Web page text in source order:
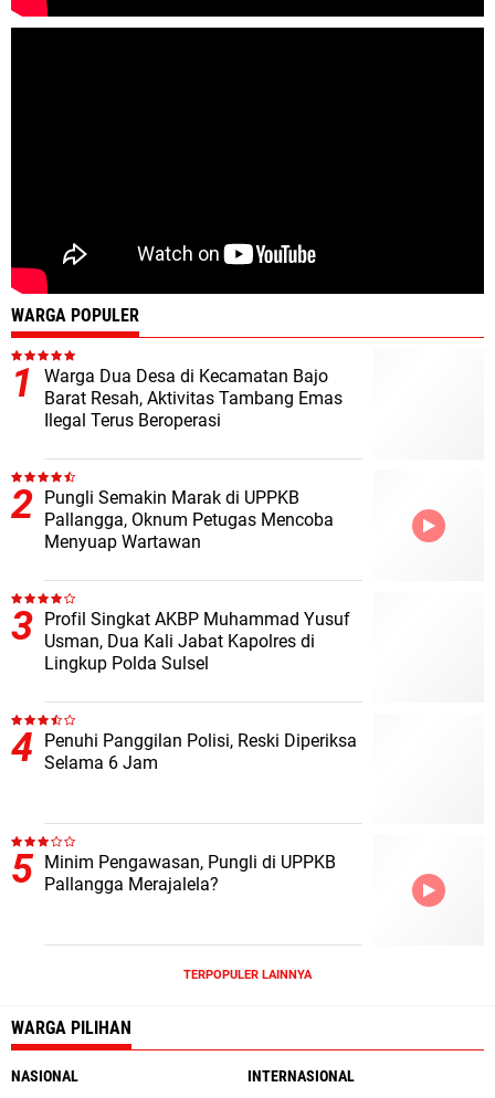
WARGA POPULER
Warga Dua Desa di Kecamatan Bajo
Barat Resah, Aktivitas Tambang Emas
Ilegal Terus Beroperasi
Pungli Semakin Marak di UPPKB
Pallangga, Oknum Petugas Mencoba
Menyuap Wartawan
Profil Singkat AKBP Muhammad Yusuf
Usman, Dua Kali Jabat Kapolres di
Lingkup Polda Sulsel
Penuhi Panggilan Polisi, Reski Diperiksa
Selama 6 Jam
Minim Pengawasan, Pungli di UPPKB
Pallangga Merajalela?
TERPOPULER LAINNYA
WARGA PILIHAN
NASIONAL
INTERNASIONAL